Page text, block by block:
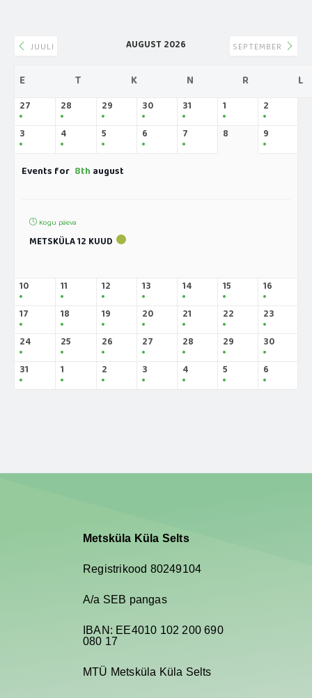
JUULI AUGUST 2026 SEPTEMBER
E T K N R L
27 28 29 30 31 1
2
3
4 5 6 7 8 9
Events for 8th august
Kogu päeva
METSKÜLA 12 KUUD
10 11 12 13 14 15
16
17
18 19 20 21 22
23
24
25 26 27 28 29
30
31
1 2 3 4 5 6
Metsküla Küla Selts
Registrikood 80249104
A/a SEB pangas
IBAN: EE4010 102 200 690
080 17
MTÜ Metsküla Küla Selts